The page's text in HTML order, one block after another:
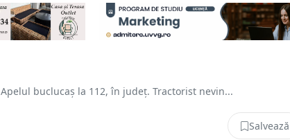
Apelul buclucaș la 112, în județ. Tractorist nevin...
Salvează